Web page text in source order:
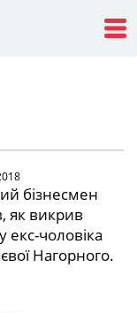
бізнесмен
як викрив
екс-чоловіка
Нагорного.